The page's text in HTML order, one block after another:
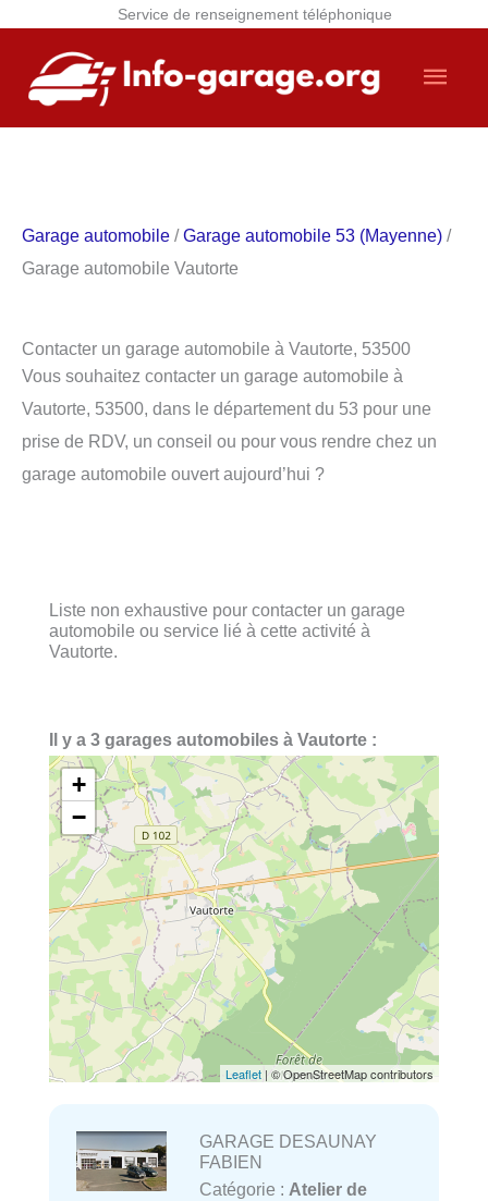
Service de renseignement téléphonique
contenu
Garage automobile /Garage automobile 53 (Mayenne) /
Garage automobile Vautorte
Contacter un garage automobile à Vautorte, 53500
Vous souhaitez contacter un garage automobile à
Vautorte, 53500, dans le département du 53 pour une
prise de RDV, un conseil ou pour vous rendre chez un
garage automobile ouvert aujourd’hui ?
Liste non exhaustive pour contacter un garage
automobile ou service lié à cette activité à
Vautorte.
Il y a 3 garages automobiles à Vautorte :
+
−
Leaflet | © OpenStreetMap contributors
GARAGE DESAUNAY
FABIEN
Catégorie : Atelier de